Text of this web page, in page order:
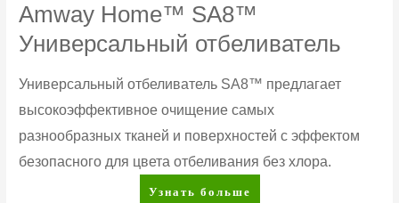
Amway Home™ SA8™
Универсальный отбеливатель
Универсальный отбеливатель SA8™ предлагает
высокоэффективное очищение самых
разнообразных тканей и поверхностей с эффектом
безопасного для цвета отбеливания без хлора.
Amway
Узнать больше